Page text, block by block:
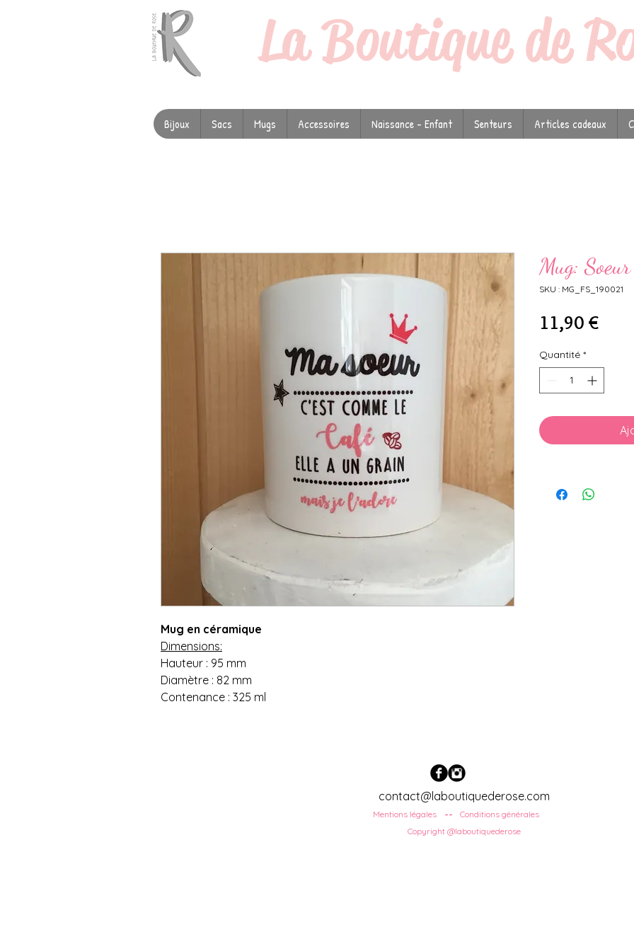
LaBoutique de
Bijoux Sacs Mugs Accessoires Naissance - Enfant Senteurs Articles cadeaux
Mug en céramique
Dimensions:
Hauteur : 95 mm
Diamètre : 82 mm
Contenance : 325 ml
Mug:
SKU : MG_FS_190021
11,90 €Prix
Quantité *
contact@laboutiquederose.com
Mentions légales Conditions générales
--
Copyright @laboutiquederose